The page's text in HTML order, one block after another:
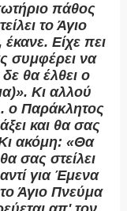
πάθος
το Άγιο
Είχε πει
συμφέρει να
θα έλθει ο
Κι αλλού
ο Παράκλητος
και θα σας
ακόμη: «Θα
σας στείλει
για Έμενα
Άγιο Πνεύμα